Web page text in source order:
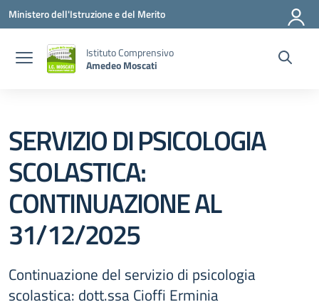
Vai ai contenuti
Vai al menu di navigazione
Vai al footer
Ministero dell'Istruzione e del Merito
Istituto Comprensivo
Amedeo Moscati
SERVIZIO DI PSICOLOGIA
SCOLASTICA:
CONTINUAZIONE AL
31/12/2025
Continuazione del servizio di psicologia
scolastica: dott.ssa Cioffi Erminia